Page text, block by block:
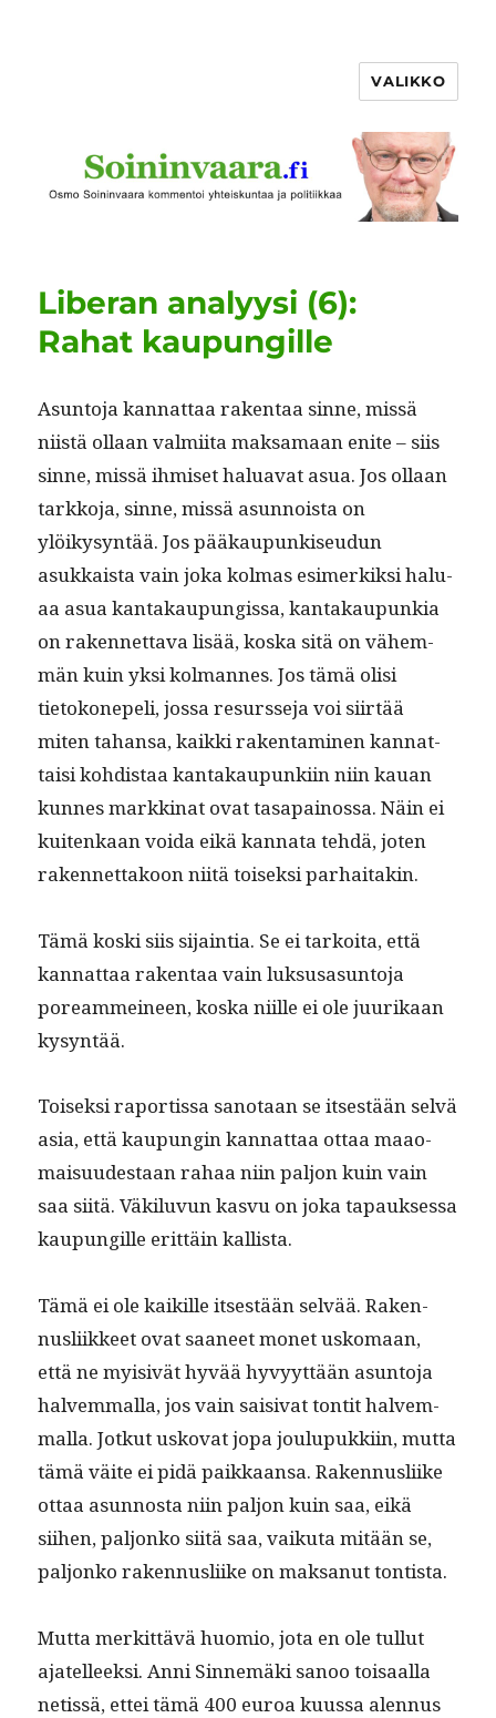
VALIKKO
Liberan analyysi (6):
Rahat kaupungille
Asun­to­ja kan­nat­taa rak­en­taa sinne, mis­sä
niistä ollaan valmi­ita mak­samaan enite – siis
sinne, mis­sä ihmiset halu­a­vat asua. Jos ollaan
tarkko­ja, sinne, mis­sä asun­noista on
ylöikysyn­tää. Jos pääkaupunkiseudun
asukkaista vain joka kol­mas esimerkik­si halu­
aa asua kan­takaupungis­sa, kan­takaupunkia
on raken­net­ta­va lisää, kos­ka sitä on vähem­
män kuin yksi kol­mannes. Jos tämä olisi
tietokone­peli, jos­sa resursse­ja voi siirtää
miten tahansa, kaik­ki rak­en­t­a­mi­nen kan­nat­
taisi kohdis­taa kan­takaupunki­in niin kauan
kunnes markki­nat ovat tas­apain­os­sa. Näin ei
kuitenkaan voi­da eikä kan­na­ta tehdä, joten
raken­net­takoon niitä toisek­si parhaitakin.
Tämä kos­ki siis sijain­tia. Se ei tarkoi­ta, että
kan­nat­taa rak­en­taa vain luk­susasun­to­ja
pore­am­mei­neen, kos­ka niille ei ole juurikaan
kysyntää.
Toisek­si rapor­tis­sa san­o­taan se itses­tään selvä
asia, että kaupun­gin kan­nat­taa ottaa maao­
maisu­ud­estaan rahaa niin paljon kuin vain
saa siitä. Väk­ilu­vun kasvu on joka tapauk­ses­sa
kaupungille erit­täin kallista.
Tämä ei ole kaikille itses­tään selvää. Raken­
nus­li­ik­keet ovat saa­neet mon­et usko­maan,
että ne myi­sivät hyvää hyvyyt­tään asun­to­ja
halvem­mal­la, jos vain saisi­vat ton­tit halvem­
mal­la. Jotkut usko­vat jopa joulupukki­in, mut­ta
tämä väite ei pidä paikkaansa. Raken­nus­li­ike
ottaa asun­nos­ta niin paljon kuin saa, eikä
siihen, paljonko siitä saa, vaiku­ta mitään se,
paljonko raken­nus­li­ike on mak­sanut tontista.
Mut­ta merkit­tävä huomio, jota en ole tul­lut
ajatelleek­si. Anni Sin­nemä­ki sanoo toisaal­la
netis­sä, ettei tämä 400 euroa kuus­sa alen­nus